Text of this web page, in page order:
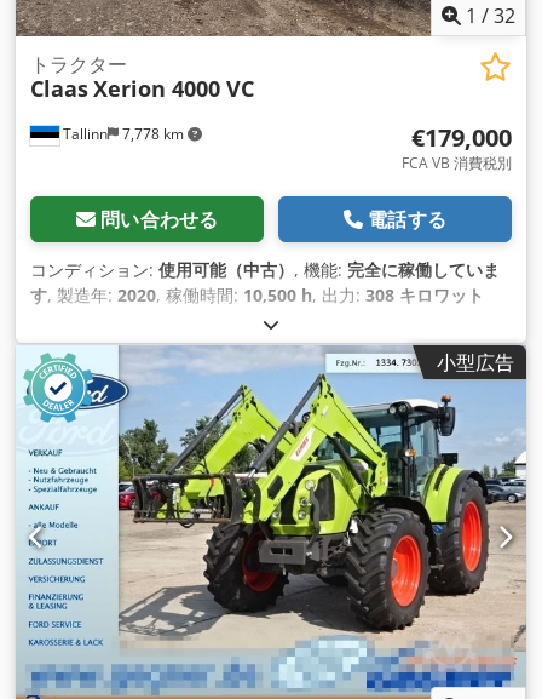
1 /32
Tallinn 7,778 km
トラクター
ClaasXerion 4000 VC
€179,000
FCA VB 消費税別
問い合わせる 電話する
コンディション: 使用可能（中古） , 機能: 完全に稼働していま
す, 製造年: 2020, 稼働時間: 10,500 h, 出力: 308 キロワット
, エンジンメーカー:
最高速度:50 km/h, 初回登録:08/2026, 次回検査（TÜV）:
08/2026, 色: 緑色, 総重量:18,000 kg（キログラム） , フロント
タイヤサイズ:
710/75 R42, 後輪タイヤサイズ:710/75 R42
高:3,941 mm, 全長:7,593 mm, 機械／車両番号:
WCLT7830078300894, 装備:エアコン, キャビン, フロント
PTO（パワーテイクオフ）, フロントエンドローダー, 油圧, 照
明, 追加ヘッドライト,
小型広告